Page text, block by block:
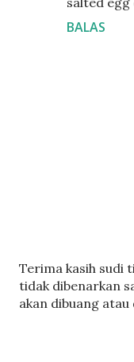
BALAS
C
a
t
Terima kasih sudi
tidak dibenarkan
akan dibuang